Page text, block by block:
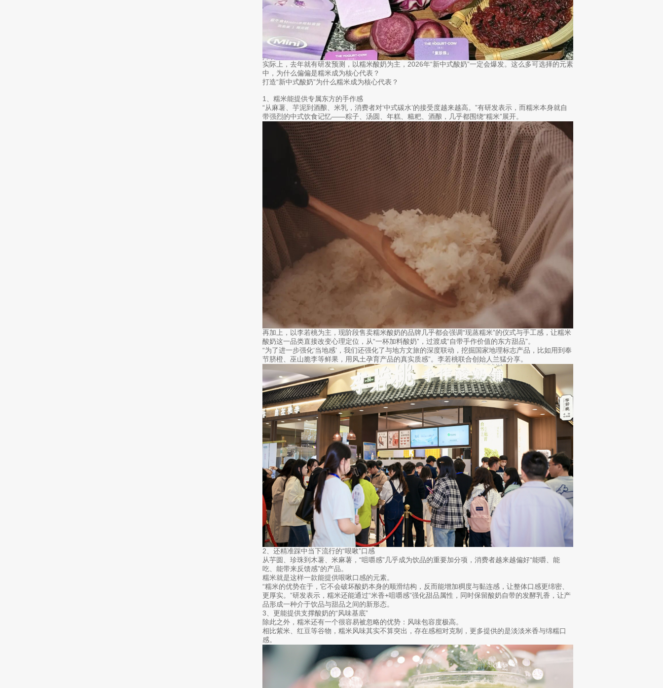
实际上，去年就有研发预测，以糯米酸奶为主，2026年“新中式酸奶”一定会爆发。这么多可选择的元素
中，为什么偏偏是糯米成为核心代表？
打造“新中式酸奶”为什么糯米成为核心代表？
1、糯米能提供专属东方的手作感
“从麻薯、芋泥到酒酿、米乳，消费者对‘中式碳水’的接受度越来越高。”有研发表示，而糯米本身就自
带强烈的中式饮食记忆——粽子、汤圆、年糕、糍粑、酒酿，几乎都围绕“糯米”展开。
再加上，以李若桃为主，现阶段售卖糯米酸奶的品牌几乎都会强调“现蒸糯米”的仪式与手工感，让糯米
酸奶这一品类直接改变心理定位，从“一杯加料酸奶”，过渡成“自带手作价值的东方甜品”。
“为了进一步强化‘当地感’，我们还强化了与地方文旅的深度联动，挖掘国家地理标志产品，比如用到奉
节脐橙、巫山脆李等鲜果，用风土孕育产品的真实质感”。李若桃联合创始人兰猛分享。
2、还精准踩中当下流行的“哏啾”口感
从芋圆、珍珠到木薯、米麻薯，“咀嚼感”几乎成为饮品的重要加分项，消费者越来越偏好“能嚼、能
吃、能带来反馈感”的产品。
糯米就是这样一款能提供哏啾口感的元素。
“糯米的优势在于，它不会破坏酸奶本身的顺滑结构，反而能增加稠度与黏连感，让整体口感更绵密、
更厚实。”研发表示，糯米还能通过“米香+咀嚼感”强化甜品属性，同时保留酸奶自带的发酵乳香，让产
品形成一种介于饮品与甜品之间的新形态。
3、更能提供支撑酸奶的“风味基底”
除此之外，糯米还有一个很容易被忽略的优势：风味包容度极高。
相比紫米、红豆等谷物，糯米风味其实不算突出，存在感相对克制，更多提供的是淡淡米香与绵糯口
感。